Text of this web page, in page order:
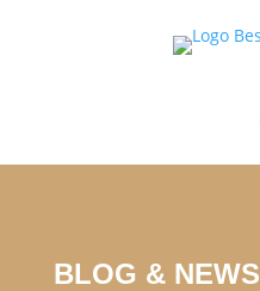
BLOG & NEWS